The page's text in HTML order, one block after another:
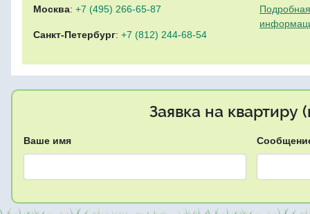
Москва: +7 (495) 266-65-87
Санкт-Петербург: +7 (812) 244-68-54
Заявка на квартиру
Ваше имя